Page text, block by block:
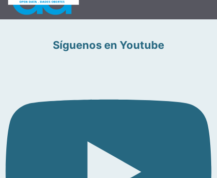
Síguenos en Youtube